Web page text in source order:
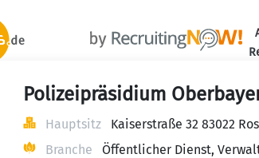
Polizeipräsidium
Hauptsitz
Kaiserstraße 32 83022
Branche
Öffentlicher Dienst,